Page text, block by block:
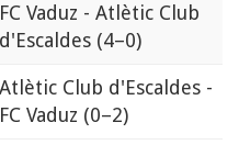
FC Vaduz - Atlètic Club
d'Escaldes (4–0)
Atlètic Club d'Escaldes -
FC Vaduz (0–2)